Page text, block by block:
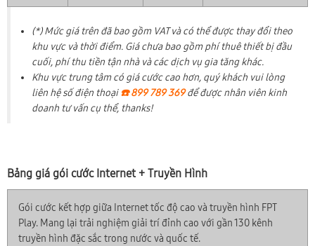
(*) Mức giá trên đã bao gồm VAT và có thể được thay đổi theo
khu vực và thời điểm. Giá chưa bao gồm phí thuê thiết bị đầu
cuối, phí thu tiền tận nhà và các dịch vụ gia tăng khác.
Khu vực trung tâm có giá cước cao hơn, quý khách vui lòng
liên hệ số điện thoại☎️ 899 789 369để được nhân viên kinh
doanh tư vấn cụ thể, thanks!
Bảng giá gói cước Internet + Truyền Hình
Gói cước kết hợp giữa Internet tốc độ cao và truyền hình FPT
Play. Mang lại trải nghiệm giải trí đỉnh cao với gần 130 kênh
truyền hình đặc sắc trong nước và quốc tế.